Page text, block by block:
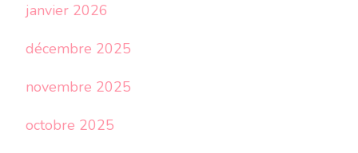
janvier 2026
décembre 2025
novembre 2025
octobre 2025